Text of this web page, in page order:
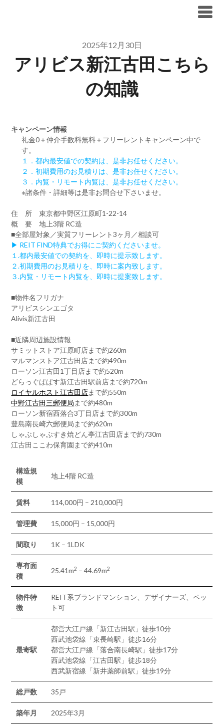
2025年12月30日
アリビス新江古田こちら
の知識
キャンペーン情報
礼金0＋仲介手数料無料＋ フリーレント キャンペーン中で
す。
１．都内最安値での契約は、是非お任せください。
２．初期費用のお見積りは、是非お任せください。
３．内覧・リモート内覧は、是非お任せください。
※諸条件・詳細等は是非お問合せ下さいませ。
住 所 東京都中野区江原町1-22-14
概 要 地上3階 RC造
■全部屋対象／実質フリーレント3ヶ月／相談可
▶ REIT FIND特典でお得にご契約くださいませ。
１.都内最安値での契約を、即時に提示致します。
２.初期費用のお見積りを、即時に案内致します。
３.内覧・リモート内覧を、即時に提案致します。
■物件名フリガナ
アリビスシンエゴタ
Alivis新江古田
■近隣周辺施設情報
サミットストア江原町店まで約260m
マルマンストア江古田店まで約490m
ローソン江古田1丁目店まで約520m
どらっぐぱぱす新江古田駅前店まで約720m
ロイヤルホスト江古田店まで約550m
中野江古田三郵便局 まで約480m
ローソン新宿西落合3丁目店まで約300m
豊島南長崎六郵便局まで約620m
しゃぶしゃぶすき焼どん亭江古田店まで約730m
江古田ここわ保育園まで約410m
構造規
模
地上4階 RC造
賃料 114,000円 – 210,000円
管理費 15,000円 – 15,000円
間取り 1K – 1LDK
専有面
積
25.41m2 – 44.69m2
物件特
徴
REIT系ブランドマンション、デザイナーズ、ペッ
ト可
最寄駅
都営大江戸線「新江古田駅」徒歩10分
西武池袋線「東長崎駅」徒歩16分
都営大江戸線「落合南長崎駅」徒歩17分
西武池袋線「江古田駅」徒歩18分
西武新宿線「新井薬師前駅」徒歩19分
総戸数 35戸
築年月 2025年3月